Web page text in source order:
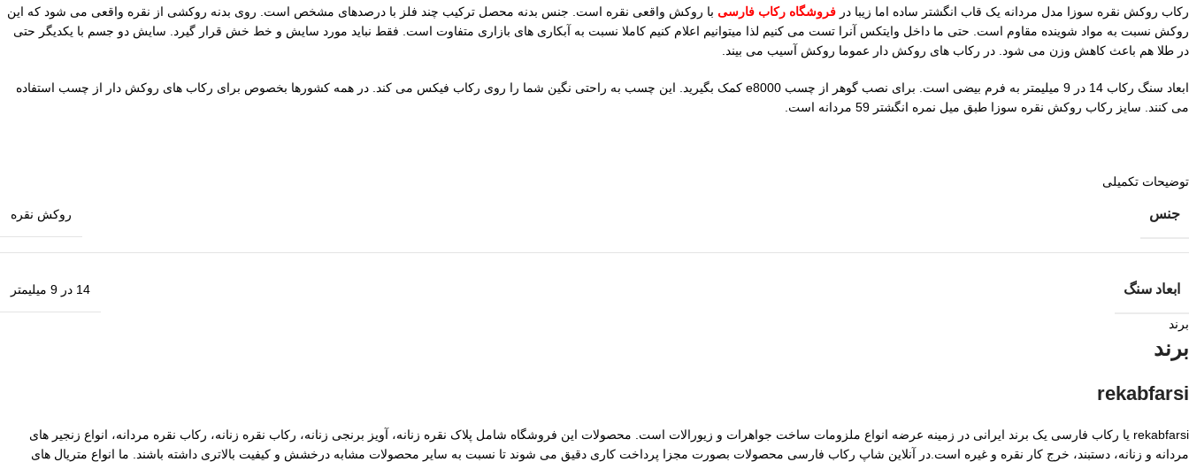
رکاب روکش نقره سوزا مدل مردانه یک قاب انگشتر ساده اما زیبا در فروشگاه رکاب فارسی با روکش واقعی نقره است. جنس بدنه محصل ترکیب چند فلز با درصدهای مشخص است. روی بدنه روکشی از نقره واقعی می شود که این
روکش نسبت به مواد شوینده مقاوم است. حتی ما داخل وایتکس آنرا تست می کنیم لذا میتوانیم اعلام کنیم کاملا نسبت به آبکاری های بازاری متفاوت است. فقط نباید مورد سایش و خط خش قرار گیرد. سایش دو جسم با یکدیگر حتی
در طلا هم باعث کاهش وزن می شود. در رکاب های روکش دار عموما روکش آسیب می بیند.
ابعاد سنگ رکاب 14 در 9 میلیمتر به فرم بیضی است. برای نصب گوهر از چسب e8000 کمک بگیرید. این چسب به راحتی نگین شما را روی رکاب فیکس می کند. در همه کشورها بخصوص برای رکاب های روکش دار از چسب استفاده
می کنند. سایز رکاب روکش نقره سوزا طبق میل نمره انگشتر 59 مردانه است.
توضیحات تکمیلی
جنس روکش نقره
ابعاد سنگ 14 در 9 میلیمتر
برند
برند
rekabfarsi
rekabfarsi یا رکاب فارسی یک برند ایرانی در زمینه عرضه انواع ملزومات ساخت جواهرات و زیورالات است. محصولات این فروشگاه شامل پلاک نقره زنانه، آویز برنجی زنانه، رکاب نقره زنانه، رکاب نقره مردانه، انواع زنجیر های
مردانه و زنانه، دستبند، خرج کار نقره و غیره است.در آنلاین شاپ رکاب فارسی محصولات بصورت مجزا پرداخت کاری دقیق می شوند تا نسبت به سایر محصولات مشابه درخشش و کیفیت بالاتری داشته باشند. ما انواع متریال های